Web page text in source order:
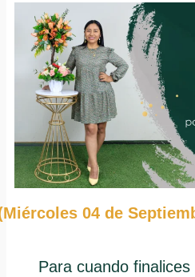
04 de
Para cuando